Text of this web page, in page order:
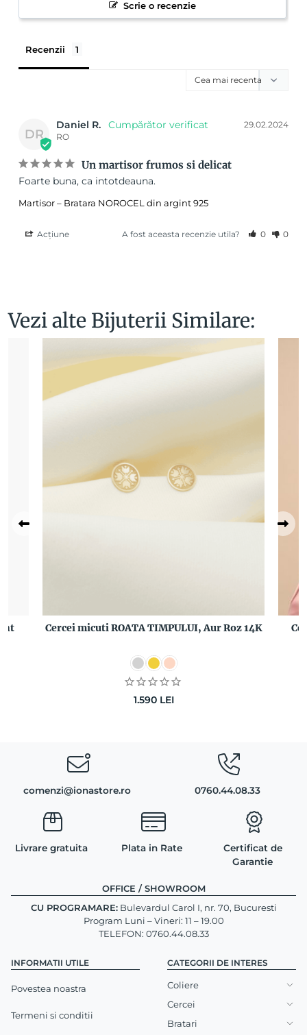
Scrie o recenzie
Recenzii
DR
29.02.2024
Daniel R.
RO
Un martisor frumos si delicat
Foarte buna, ca intotdeauna.
Martisor – Bratara NOROCEL din argint 925
Acțiune A fost aceasta recenzie utila? 0 0
Vezi alte Bijuterii Similare:
Cercei micuti ROATA TIMPULUI, Aur Roz 14K
1.590 LEI
comenzi@ionastore.ro 0760.44.08.33
Livrare gratuita Plata in Rate
Certificat de
Garantie
INFORMATII UTILE
Povestea noastra
Termeni si conditii
OFFICE / SHOWROOM
CU PROGRAMARE:Bulevardul Carol I, nr. 70, Bucuresti
Program Luni – Vineri: 11 – 19.00
TELEFON: 0760.44.08.33
CATEGORII DE INTERES
Coliere
Cercei
Bratari